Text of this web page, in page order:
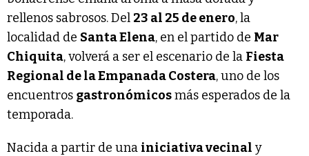
rellenos sabrosos. Del 23 al 25 de enero, la
localidad de Santa Elena, en el partido de Mar
Chiquita, volverá a ser el escenario de la Fiesta
Regional de la Empanada Costera, uno de los
encuentros gastronómicosmás esperados de la
temporada.
Nacida a partir de una iniciativa vecinal y